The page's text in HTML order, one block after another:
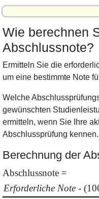
Wie berechnen
Abschlussnote?
Ermitteln Sie die
um eine bestimmte Note
Welche
gewünschten
ermitteln, wenn Sie Ihre
Abschlussprüfung kennen.
Berechnung der
Abschlussnote =
Erforderliche Note -